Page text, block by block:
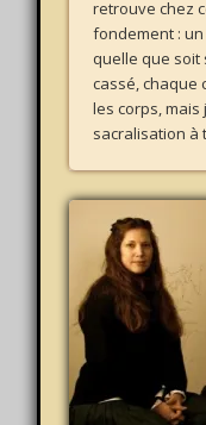
retrouve chez
fondement :
quelle que soit
cassé, chaque
les corps, mais
sacralisation à